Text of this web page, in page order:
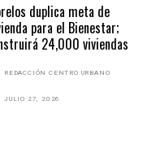
duplica meta de
para el Bienestar;
24,000 viviendas
REDACCIÓN CENTRO URBANO
JULIO 27, 2026